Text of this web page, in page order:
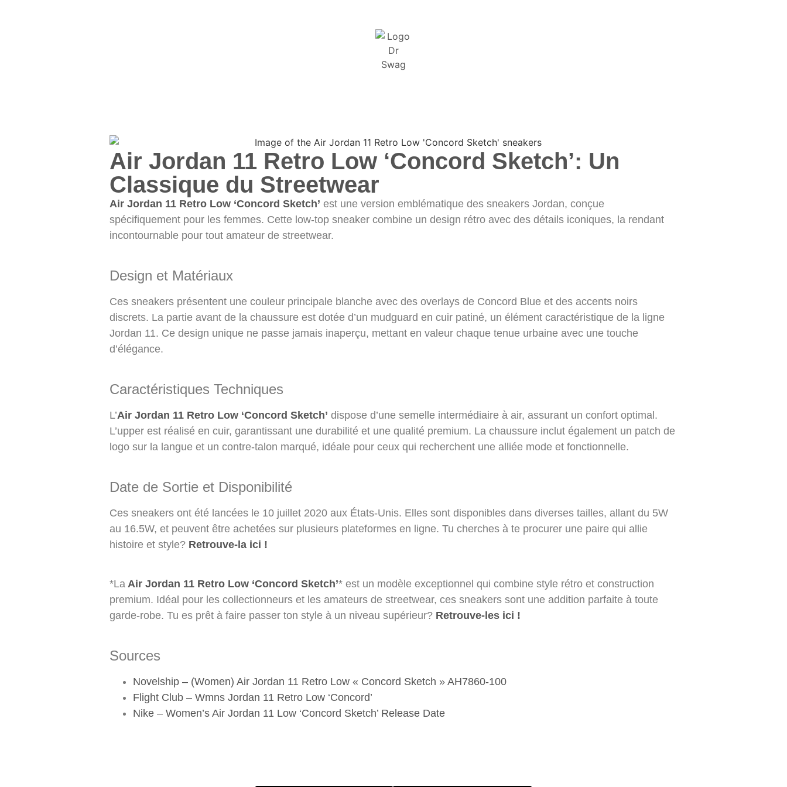
Air Jordan 11 Retro Low ‘Concord Sketch’: Un
Classique du Streetwear
Air Jordan 11 Retro Low ‘Concord Sketch’ est une version emblématique des sneakers Jordan, conçue
spécifiquement pour les femmes. Cette low-top sneaker combine un design rétro avec des détails iconiques, la rendant
incontournable pour tout amateur de streetwear.
Design et Matériaux
Ces sneakers présentent une couleur principale blanche avec des overlays de Concord Blue et des accents noirs
discrets. La partie avant de la chaussure est dotée d’un mudguard en cuir patiné, un élément caractéristique de la ligne
Jordan 11. Ce design unique ne passe jamais inaperçu, mettant en valeur chaque tenue urbaine avec une touche
d’élégance.
Caractéristiques Techniques
L’Air Jordan 11 Retro Low ‘Concord Sketch’ dispose d’une semelle intermédiaire à air, assurant un confort optimal.
L’upper est réalisé en cuir, garantissant une durabilité et une qualité premium. La chaussure inclut également un patch de
logo sur la langue et un contre-talon marqué, idéale pour ceux qui recherchent une alliée mode et fonctionnelle.
Date de Sortie et Disponibilité
Ces sneakers ont été lancées le 10 juillet 2020 aux États-Unis. Elles sont disponibles dans diverses tailles, allant du 5W
au 16.5W, et peuvent être achetées sur plusieurs plateformes en ligne. Tu cherches à te procurer une paire qui allie
histoire et style? Retrouve-la ici !
*La Air Jordan 11 Retro Low ‘Concord Sketch’* est un modèle exceptionnel qui combine style rétro et construction
premium. Idéal pour les collectionneurs et les amateurs de streetwear, ces sneakers sont une addition parfaite à toute
garde-robe. Tu es prêt à faire passer ton style à un niveau supérieur? Retrouve-les ici !
Sources
Novelship – (Women) Air Jordan 11 Retro Low « Concord Sketch » AH7860-100
Flight Club – Wmns Jordan 11 Retro Low ‘Concord’
Nike – Women’s Air Jordan 11 Low ‘Concord Sketch’ Release Date